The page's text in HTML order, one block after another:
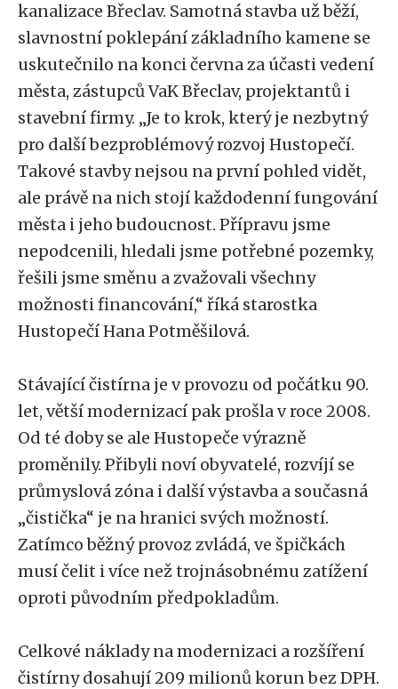
kanalizace Břeclav. Samotná stavba už běží,
slavnostní poklepání základního kamene se
uskutečnilo na konci června za účasti vedení
města, zástupců VaK Břeclav, projektantů i
stavební firmy. „Je to krok, který je nezbytný
pro další bezproblémový rozvoj Hustopečí.
Takové stavby nejsou na první pohled vidět,
ale právě na nich stojí každodenní fungování
města i jeho budoucnost. Přípravu jsme
nepodcenili, hledali jsme potřebné pozemky,
řešili jsme směnu a zvažovali všechny
možnosti financování,“ říká starostka
Hustopečí Hana Potměšilová.
Stávající čistírna je v provozu od počátku 90.
let, větší modernizací pak prošla v roce 2008.
Od té doby se ale Hustopeče výrazně
proměnily. Přibyli noví obyvatelé, rozvíjí se
průmyslová zóna i další výstavba a současná
„čistička“ je na hranici svých možností.
Zatímco běžný provoz zvládá, ve špičkách
musí čelit i více než trojnásobnému zatížení
oproti původním předpokladům.
Celkové náklady na modernizaci a rozšíření
čistírny dosahují 209 milionů korun bez DPH.